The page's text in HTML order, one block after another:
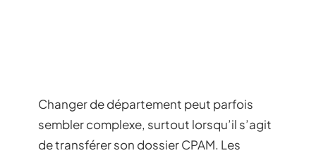
Changer de département peut parfois
sembler complexe, surtout lorsqu’il s’agit
de transférer son dossier CPAM. Les